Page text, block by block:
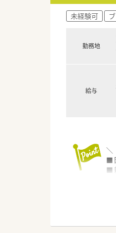
未経験可
勤務地
給与
■
■